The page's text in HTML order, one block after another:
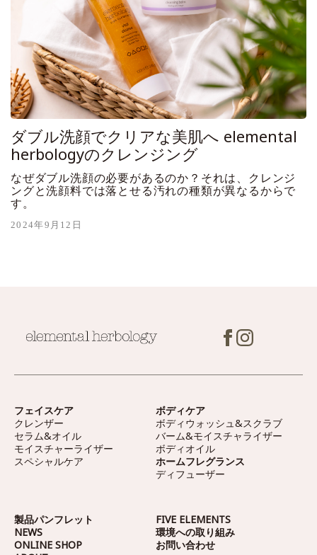
ダブル洗顔でクリアな美肌へ elemental
herbologyのクレンジング
なぜダブル洗顔の必要があるのか？それは、クレンジ
ングと洗顔料では落とせる汚れの種類が異なるからで
す。
2024年9月12日
フェイスケア
クレンザー
セラム&オイル
モイスチャーライザー
スペシャルケア
ボディケア
ボディウォッシュ&スクラブ
バーム&モイスチャライザー
ボディオイル
ホームフレグランス
ディフューザー
製品パンフレット
NEWS
ONLINE SHOP
FIVE ELEMENTS
環境への取り組み
お問い合わせ